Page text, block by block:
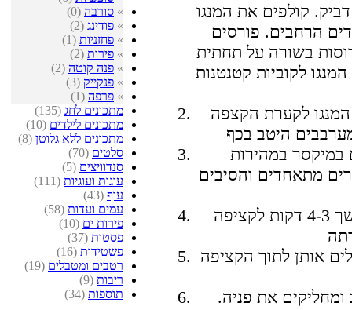
» סורבה (0)
» פודינג (2)
» פחזניות (1)
» פירות (2)
» פנה קוטה (2)
» פנקייק (3)
» פרפה (1)
מתכונים לחג (135)
מתכונים לילדים (10)
מתכונים ללא גלוטן (8)
סלטים (70)
סנדוויצים (5)
עוגות ועוגיות (111)
עוף (43)
עמים ועדות (58)
פירות ים (10)
פסטות (37)
פשטידות (16)
רטבים ומטבלים (19)
ריבות (9)
תוספות (34)
דביק. קולפים את המנגו
הרחבים. פורסים
בשורה על תחתית
לקוביות קטנטנות
לקערת הקצפה
במהירות
החומרים מתאחדים והסיבים
ממשיכים להקציף במהירות גבוהה במשך 4-3 דקות לקציפה
אותן לתוך הקציפה
את פניה.